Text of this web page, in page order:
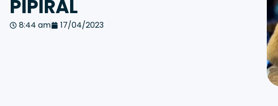
PIPIRAL
8:44 am 17/04/2023